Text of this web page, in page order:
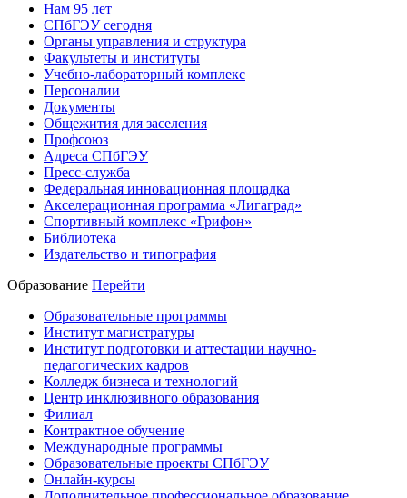
Нам 95 лет
СПбГЭУ сегодня
Органы управления и структура
Факультеты и институты
Учебно-лабораторный комплекс
Персоналии
Документы
Общежития для заселения
Профсоюз
Адреса СПбГЭУ
Пресс-служба
Федеральная инновационная площадка
Акселерационная программа «Лигаград»­­
Спортивный комплекс «Грифон»
Библиотека
Издательство и типография
Образование Перейти
Образовательные программы
Институт магистратуры
Институт подготовки и аттестации научно-
педагогических кадров
Колледж бизнеса и технологий
Центр инклюзивного образования
Филиал
Контрактное обучение
Международные программы
Образовательные проекты СПбГЭУ
Онлайн-курсы